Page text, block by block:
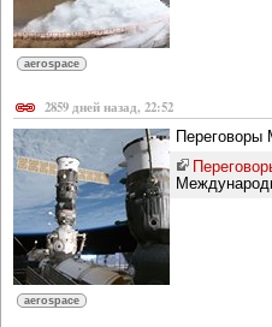
aerospace
2859 дней назад, 22:52
Переговоры
aerospace